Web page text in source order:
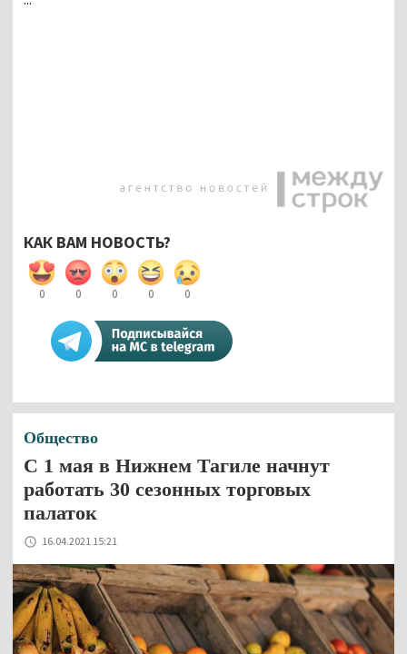
КАК ВАМ НОВОСТЬ?
0 0 0 0 0
Общество
С 1 мая в Нижнем Тагиле начнут
работать 30 сезонных торговых
палаток
16.04.2021 15:21